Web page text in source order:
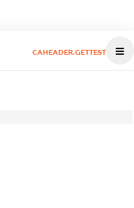
CAHEADER.GETTEST